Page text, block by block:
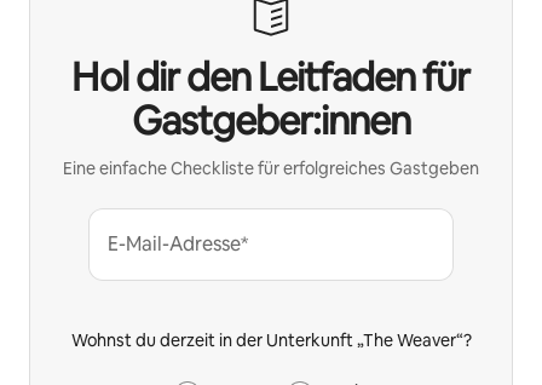
Hol dir den Leitfaden für
Gastgeber:innen
Eine einfache Checkliste für erfolgreiches Gastgeben
E-Mail-Adresse*
Wohnst du derzeit in der Unterkunft „The Weaver“?